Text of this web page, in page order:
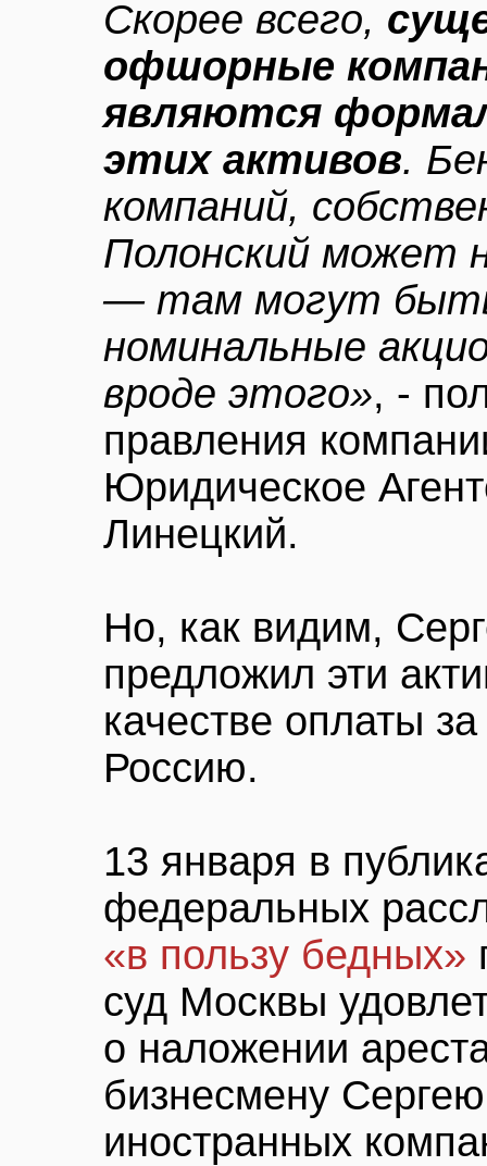
Скорее всего,
офшорные
являются
этих активов.
компаний,
Полонский может
— там могут
номинальные
вроде этого», -
правления
Юридическое
Линецкий.
Но, как видим,
предложил эти
качестве оплаты
Россию.
13 января в
федеральных
«в пользу бедных»
суд Москвы
о наложении
бизнесмену
иностранных